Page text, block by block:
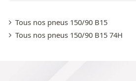
Tous nos pneus 150/90 B15
Tous nos pneus 150/90 B15 74H